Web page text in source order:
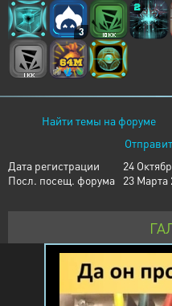
3
Найти темы на форуме
Дата регистрации
24
Посл. посещ. форума
23 Марта